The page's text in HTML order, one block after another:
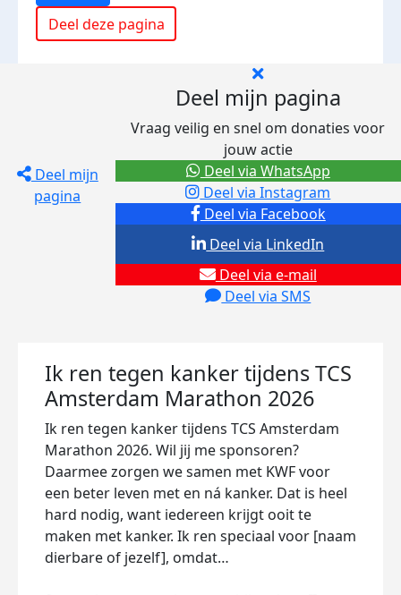
Deel deze pagina
Deel mijn
pagina
Deel mijn pagina
Vraag veilig en snel om donaties voor
jouw actie
Deel via Facebook
Deel via Instagram
Deel via e-mail
Deel via SMS
Deel via LinkedIn
Deel via WhatsApp
Ik ren tegen kanker tijdens TCS
Amsterdam Marathon 2026
Ik ren tegen kanker tijdens TCS Amsterdam
Marathon 2026. Wil jij me sponsoren?
Daarmee zorgen we samen met KWF voor
een beter leven met en ná kanker. Dat is heel
hard nodig, want iedereen krijgt ooit te
maken met kanker. Ik ren speciaal voor [naam
dierbare of jezelf], omdat…